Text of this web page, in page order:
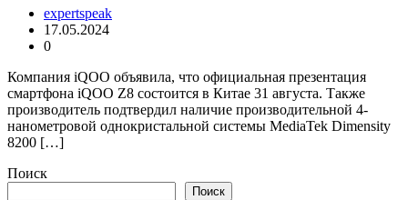
expertspeak
17.05.2024
0
Компания iQOO объявила, что официальная презентация
смартфона iQOO Z8 состоится в Китае 31 августа. Также
производитель подтвердил наличие производительной 4-
нанометровой однокристальной системы MediaTek Dimensity
8200 […]
Поиск
Поиск